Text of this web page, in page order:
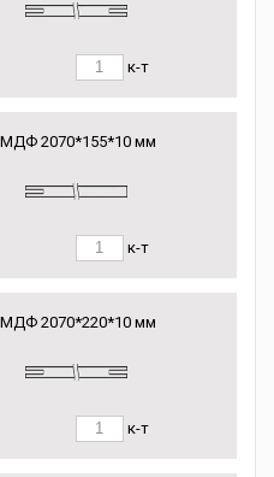
к-т
2070*155*10 мм
к-т
2070*220*10 мм
к-т